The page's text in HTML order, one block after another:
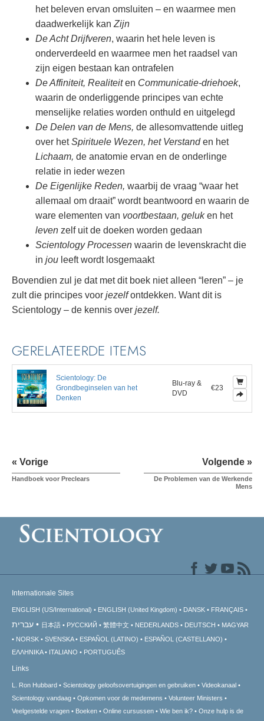
het beleven ervan omsluiten – en waarmee men
daadwerkelijk kan Zijn
De Acht Drijfveren, waarin het hele leven is
onderverdeeld en waarmee men het raadsel van
zijn eigen bestaan kan ontrafelen
De Affiniteit, Realiteiten Communicatie-driehoek,
waarin de onderliggende principes van echte
menselijke relaties worden onthuld en uitgelegd
De Delen van de Mens, de allesomvattende uitleg
over hetSpirituele Wezen, het Verstanden het
Lichaam, de anatomie ervan en de onderlinge
relatie in ieder wezen
De Eigenlijke Reden, waarbij de vraag “waar het
allemaal om draait” wordt beantwoord en waarin de
ware elementen van voortbestaan, geluken het
leven zelf uit de doeken worden gedaan
Scientology Processen waarin de levenskracht die
in jou leeft wordt losgemaakt
Bovendien zul je dat met dit boek niet alleen “leren” – je
zult die principes voor jezelfontdekken. Want dit is
Scientology – de kennis over jezelf.
GERELATEERDE ITEMS
Scientology: De
Grondbeginselen van het
Denken
Blu-ray &
DVD
€23
« Vorige
Handboek voor Preclears
Volgende »
De Problemen van de Werkende
Mens
Internationale Sites
ENGLISH (US/International) ENGLISH (United Kingdom) DANSK FRANÇAIS
עברית 日本語 РУССКИЙ 繁體中文 NEDERLANDS DEUTSCH
MAGYAR
NORSK
SVENSKA ESPAÑOL (LATINO)
ESPAÑOL (CASTELLANO)
ΕΛΛΗΝΙΚA
ITALIANO PORTUGUÊS
Links
L. Ron Hubbard Scientology geloofsovertuigingen en gebruiken
Videokanaal
Scientology vandaag
Opkomen voor de medemens
Volunteer Ministers
Veelgestelde vragen
Boeken Online cursussen Wie ben ik?
Onze hulp is de